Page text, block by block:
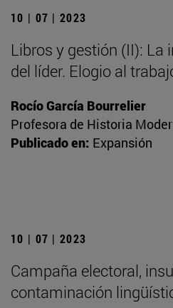
10 | 07 | 2023
Libros y gestión (II): La
del líder. Elogio al
Rocío García Bourrelier
Profesora de Historia
Publicado en: Expansión
10 | 07 | 2023
Campaña electoral,
contaminación